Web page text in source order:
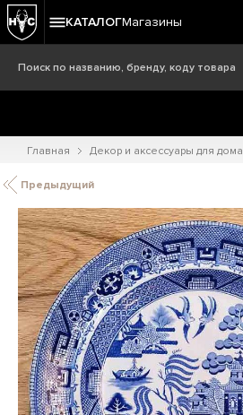
КАТАЛОГМагазины
Главная Декор и аксессуары для дома
Предыдущий